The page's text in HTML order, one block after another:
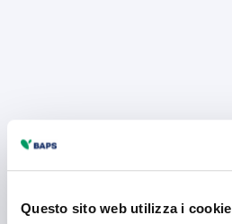
Questo sito web utilizza i cookie